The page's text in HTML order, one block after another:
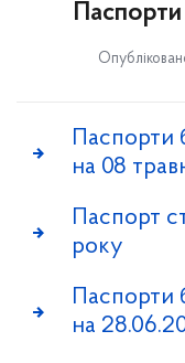
Паспорти
на 08
Паспорт
року
Паспорти
на